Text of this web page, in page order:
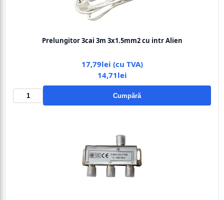
Prelungitor 3cai 3m 3x1.5mm2 cu intr Alien
17,79lei (cu TVA)
14,71lei
Cumpără